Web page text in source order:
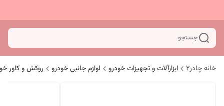
جستجو
خانه چادر۲ ابزارآلات و تجهیزات خودرو لوازم جانبی خودرو روکش و کاور